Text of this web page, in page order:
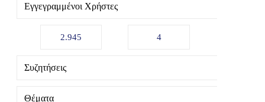
Εγγεγραμμένοι Χρήστες
2.945
Συζητήσεις
4
Θέματα